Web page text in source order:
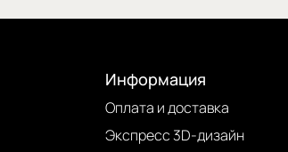
Информация
Оплата и доставка
Экспресс 3D-дизайн